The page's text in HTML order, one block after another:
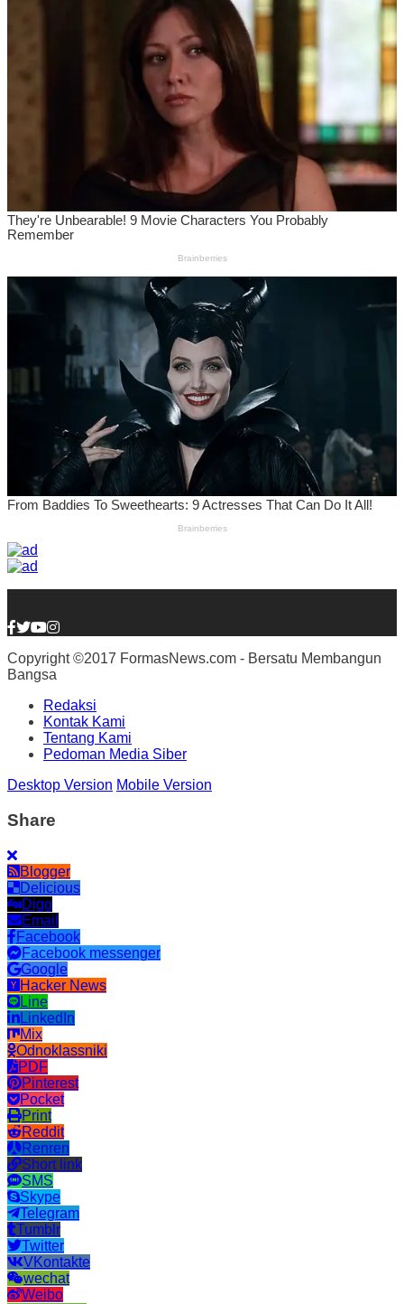
Copyright ©2017 FormasNews.com - Bersatu Membangun
Bangsa
Redaksi
Kontak Kami
Tentang Kami
Pedoman Media Siber
Desktop Version Mobile Version
Share
Blogger
Delicious
Digg
Email
Facebook
Facebook messenger
Google
Hacker News
Line
LinkedIn
Mix
Odnoklassniki
PDF
Pinterest
Pocket
Print
Reddit
Renren
Short link
SMS
Skype
Telegram
Tumblr
Twitter
VKontakte
wechat
Weibo